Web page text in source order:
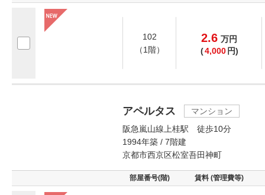
102
（1階）
2.6 万円
(4,000 円)
アペルタス
マンション
阪急嵐山線上桂駅 徒歩10分
1994年築 / 7階建
京都市西京区松室吾田神町
部屋番号(階) 賃料 (管理費等)